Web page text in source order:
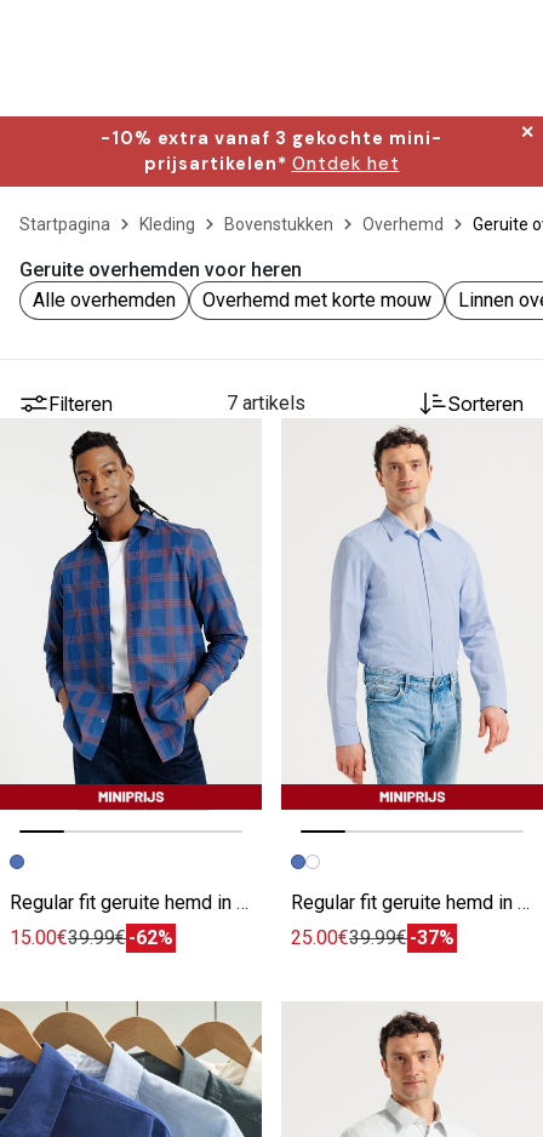
-10% extra vanaf 3 gekochte mini-
prijsartikelen* Ontdek het
✕
Startpagina Kleding Bovenstukken Overhemd Geruite
Geruite overhemden voor heren
Alle overhemden
Overhemd met korte mouw Linnen
Filteren 7 artikels Sorteren
Vorige afbeelding
Volgende beeld
Regular fit geruite hemd in katoen
15.00€39.99€-62%
Vorige afbeelding
Volgende beeld
Regular fit geruite hemd in katoen
25.00€39.99€-37%